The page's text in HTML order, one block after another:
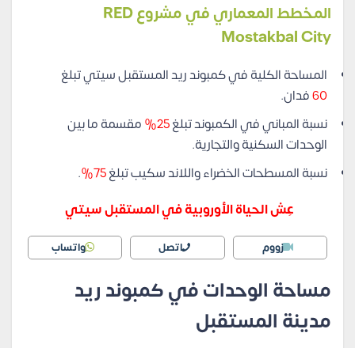
المخطط المعماري في مشروع RED
Mostakbal City
المساحة الكلية في كمبوند ريد المستقبل سيتي تبلغ
60فدان.
نسبة المباني في الكمبوند تبلغ25%
مقسمة ما بين
الوحدات السكنية والتجارية.
نسبة المسطحات الخضراء واللاند سكيب تبلغ75%
.
عِش الحياة الأوروبية في المستقبل سيتي
زووم اتصل واتساب
مساحة الوحدات في كمبوند ريد
مدينة المستقبل